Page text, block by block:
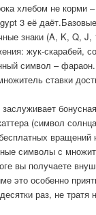
хлебом не корми
3 её
знаки (A, K, Q, J,
жук-скарабей,
символ –
ставки
(символ
вращений
символы с
вы получаете
это особенно
раз, не тратя